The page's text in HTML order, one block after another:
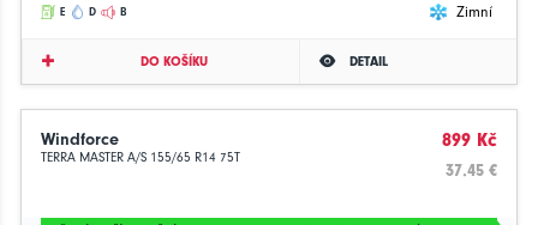
E D B Zimní
DO KOŠÍKU DETAIL
Windforce
TERRA MASTER A/S 155/65 R14 75T
899 Kč
37.45 €